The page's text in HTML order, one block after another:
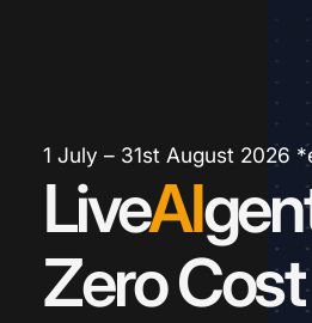
1 July – 31st August 2026
LiveAI
Zero Cost